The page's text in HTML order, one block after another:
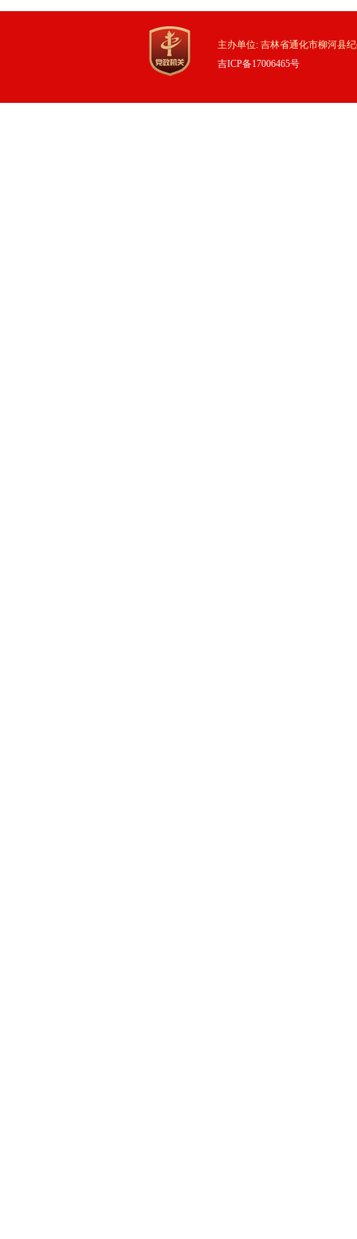
主办单位: 吉林省通化市柳河县
吉ICP备17006465号